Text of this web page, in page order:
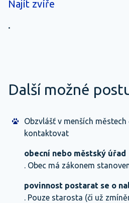
Najít zvíře
.
Další možné
Obzvlášť v menších
kontaktovat
obecní nebo městský úřad
. Obec má zákonem
povinnost postarat se o
. Pouze starosta (či už